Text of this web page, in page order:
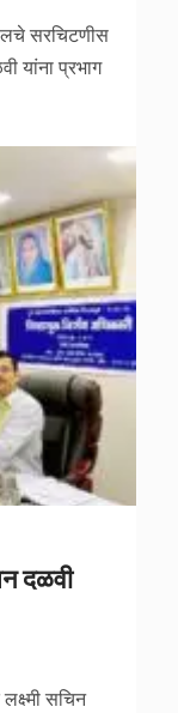
सरचिटणीस
यांना प्रभाग
दळवी
सचिन